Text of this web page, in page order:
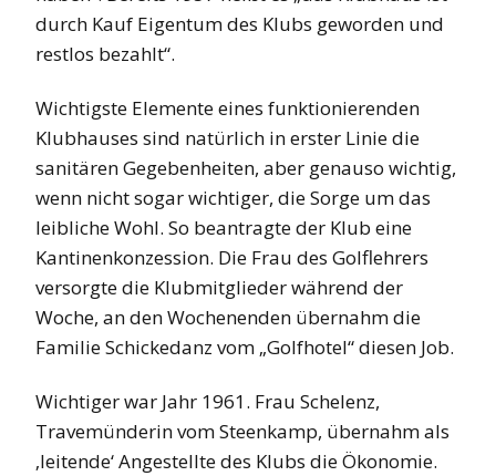
durch Kauf Eigentum des Klubs geworden und
restlos bezahlt“.
Wichtigste Elemente eines funktionierenden
Klubhauses sind natürlich in erster Linie die
sanitären Gegebenheiten, aber genauso wichtig,
wenn nicht sogar wichtiger, die Sorge um das
leibliche Wohl. So beantragte der Klub eine
Kantinenkonzession. Die Frau des Golflehrers
versorgte die Klubmitglieder während der
Woche, an den Wochenenden übernahm die
Familie Schickedanz vom „Golfhotel“ diesen Job.
Wichtiger war Jahr 1961. Frau Schelenz,
Travemünderin vom Steenkamp, übernahm als
‚leitende‘ Angestellte des Klubs die Ökonomie.